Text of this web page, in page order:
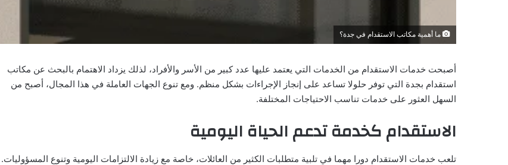
ما أهمية مكاتب الاستقدام في جدة؟
أصبحت خدمات الاستقدام من الخدمات التي يعتمد عليها عدد كبير من الأسر والأفراد، لذلك يزداد الاهتمام بالبحث عن مكاتب
استقدام بجدة التي توفر حلولا تساعد على إنجاز الإجراءات بشكل منظم. ومع تنوع الجهات العاملة في هذا المجال، أصبح من
السهل العثور على خدمات تناسب الاحتياجات المختلفة.
الاستقدام كخدمة تدعم الحياة اليومية
تلعب خدمات الاستقدام دورا مهما في تلبية متطلبات الكثير من العائلات، خاصة مع زيادة الالتزامات اليومية وتنوع المسؤوليات.